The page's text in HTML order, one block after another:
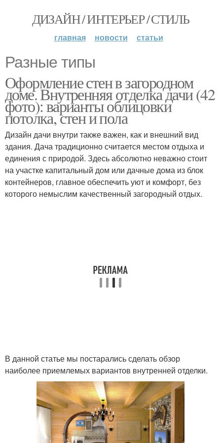
ДИЗАЙН / ИНТЕРЬЕР / СТИЛЬ
главная новости статьи
Разные типы
Оформление стен в загородном
доме. Внутренняя отделка дачи (42
фото): варианты облицовки
потолка, стен и пола
Дизайн дачи внутри также важен, как и внешний вид
здания. Дача традиционно считается местом отдыха и
единения с природой. Здесь абсолютно неважно стоит
на участке капитальный дом или дачные дома из блок
контейнеров, главное обеспечить уют и комфорт, без
которого немыслим качественный загородный отдых.
В данной статье мы постарались сделать обзор
наиболее приемлемых вариантов внутренней отделки.